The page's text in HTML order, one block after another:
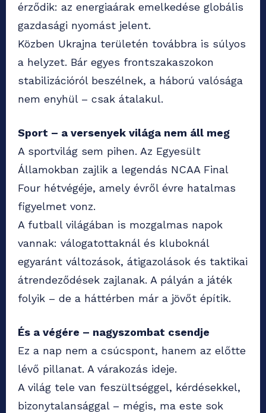
érződik: az energiaárak emelkedése globális
gazdasági nyomást jelent.
Közben Ukrajna területén továbbra is súlyos
a helyzet. Bár egyes frontszakaszokon
stabilizációról beszélnek, a háború valósága
nem enyhül – csak átalakul.
Sport – a versenyek világa nem áll meg
A sportvilág sem pihen. Az Egyesült
Államokban zajlik a legendás NCAA Final
Four hétvégéje, amely évről évre hatalmas
figyelmet vonz.
A futball világában is mozgalmas napok
vannak: válogatottaknál és kluboknál
egyaránt változások, átigazolások és taktikai
átrendeződések zajlanak. A pályán a játék
folyik – de a háttérben már a jövőt építik.
És a végére – nagyszombat csendje
Ez a nap nem a csúcspont, hanem az előtte
lévő pillanat. A várakozás ideje.
A világ tele van feszültséggel, kérdésekkel,
bizonytalansággal – mégis, ma este sok